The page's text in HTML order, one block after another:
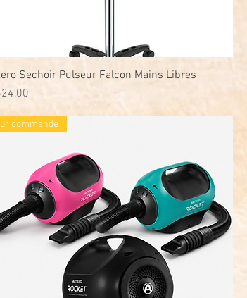
Snel overzicht
Sechoir Pulseur Falcon Mains Libres
commande